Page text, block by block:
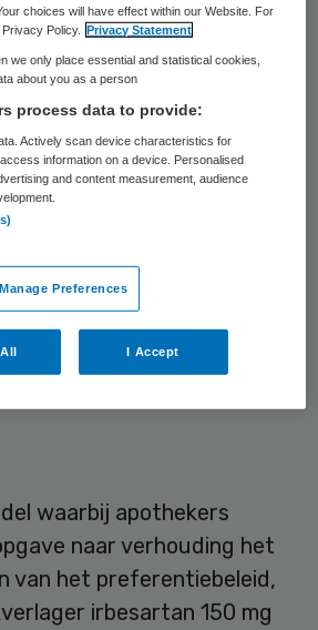
worden verstrekt. Bij 6,6
verstrekkingen geeft de
noodzaak’ op als reden.
als voorschrijver en
zijn dat er medische
behandeling met het
niet verantwoord is. Als
gelaten, is 56 procent
vanwege een medische
er bij 44 procent een
waarbij apothekers
naar verhouding het
van het preferentiebeleid,
irbesartan 150 mg
choices will have effect within our Website. For
Policy.
Privacy Statement
we only place essential and statistical cookies,
about you as a person
process data to provide:
Actively scan device characteristics for
information on a device. Personalised
and content measurement, audience
Manage Preferences
I Accept